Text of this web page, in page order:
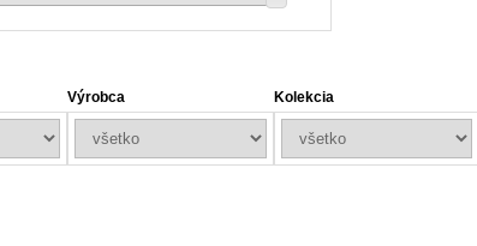
Výrobca Kolekcia